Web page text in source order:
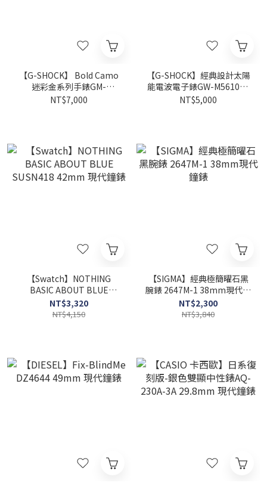
【G-SHOCK】 Bold Camo
迷彩金系列手錶GM-
6900CMG-3D 49.7mm 現代
NT$7,000
【G-SHOCK】經典設計太陽
能電波電子錶GW-M5610U-
2J 43.2mm 現代鐘錶
NT$5,000
【Swatch】NOTHING
BASIC ABOUT BLUE
SUSN418 42mm 現代鐘錶
NT$3,320
NT$4,150
【SIGMA】經典極簡曜石黑
腕錶 2647M-1 38mm現代鐘
錶
NT$2,300
NT$3,840